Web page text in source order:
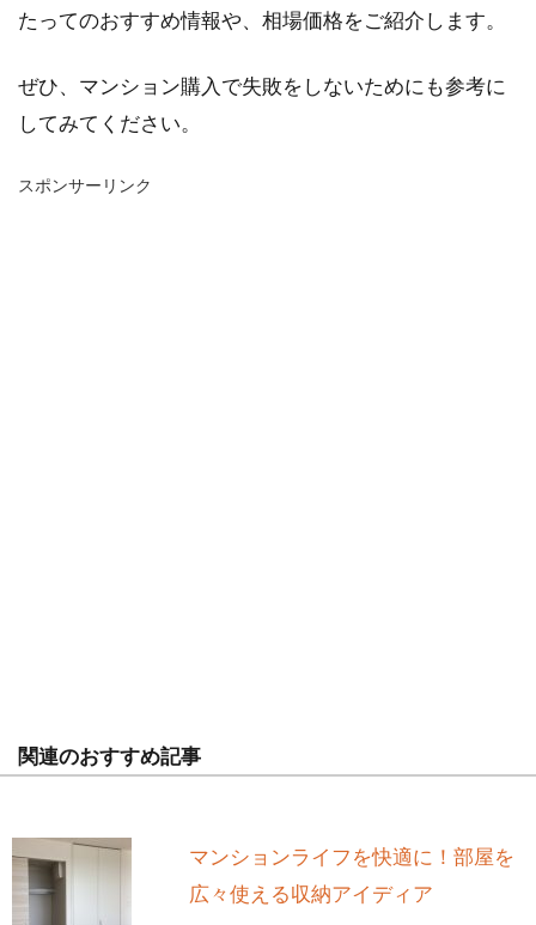
たってのおすすめ情報や、相場価格をご紹介します。
ぜひ、マンション購入で失敗をしないためにも参考に
してみてください。
スポンサーリンク
関連のおすすめ記事
マンションライフを快適に！部屋を
広々使える収納アイディア